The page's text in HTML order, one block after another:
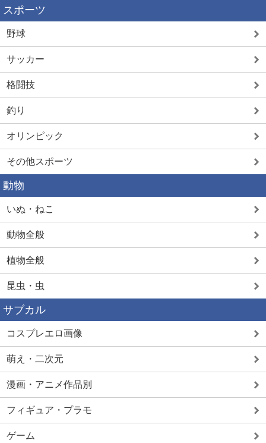
スポーツ
野球
サッカー
格闘技
釣り
オリンピック
その他スポーツ
動物
いぬ・ねこ
動物全般
植物全般
昆虫・虫
サブカル
コスプレエロ画像
萌え・二次元
漫画・アニメ作品別
フィギュア・プラモ
ゲーム